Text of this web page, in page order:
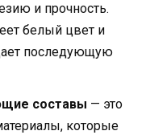
и прочность.
белый цвет и
последующую
составы — это
которые